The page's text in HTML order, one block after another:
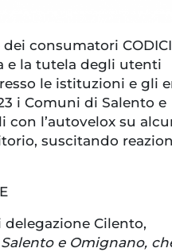
dei consumatori CODICI
e la tutela degli utenti
le istituzioni e gli
i Comuni di Salento e
l’autovelox su
suscitando
Cilento,
e Omignano,